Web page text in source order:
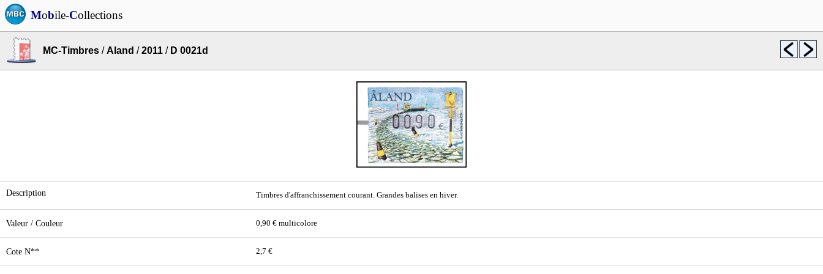
Mobile-Collections
MC-Timbres /Aland /2011 / D 0021d
Description Timbres d'affranchissement courant. Grandes balises en hiver.
Valeur / Couleur 0,90 € multicolore
Cote N** 2,7 €